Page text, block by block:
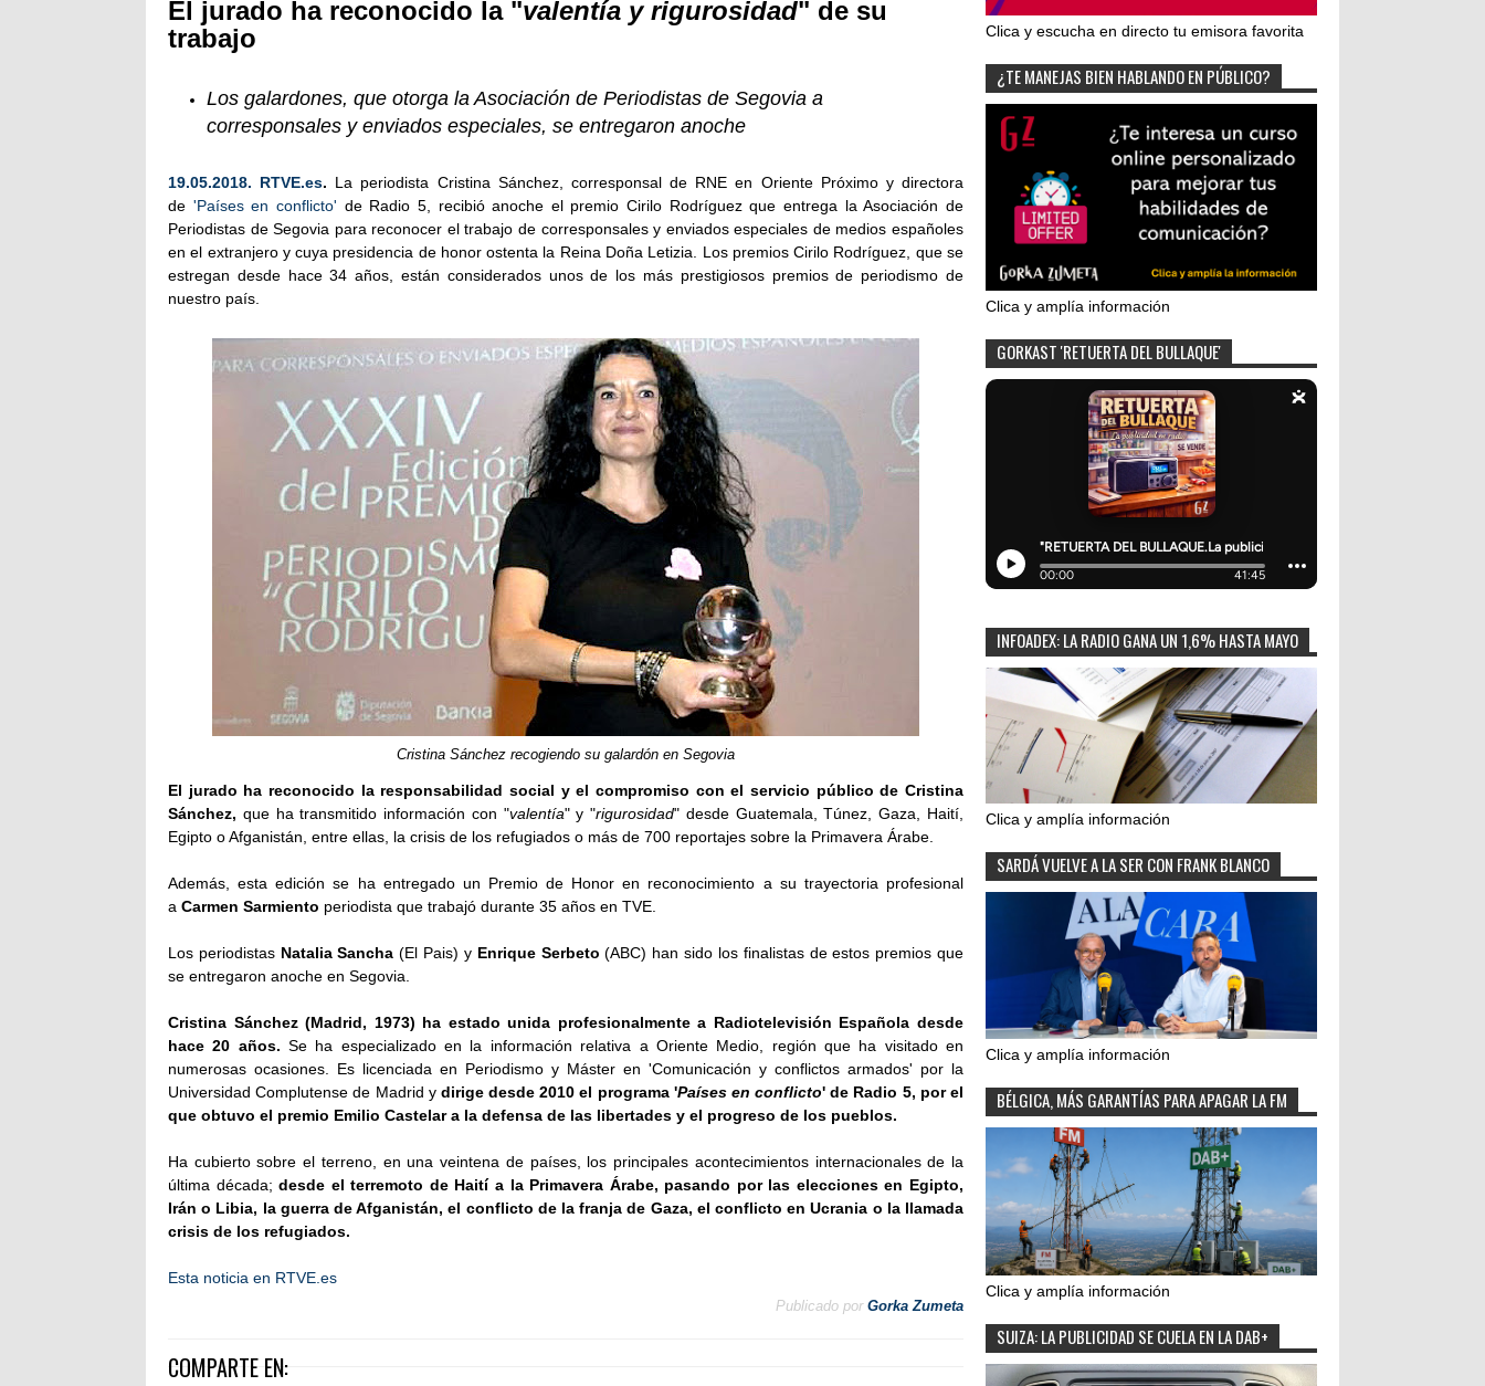
El jurado ha reconocido la "valentía y rigurosidad" de su
trabajo
Los galardones, que otorga la Asociación de Periodistas de Segovia a
corresponsales y enviados especiales, se entregaron anoche
19.05.2018. RTVE.es. La periodista Cristina Sánchez, corresponsal de RNE en Oriente Próximo y directora
de 'Países en conflicto' de Radio 5, recibió anoche el premio Cirilo Rodríguez que entrega la Asociación de
Periodistas de Segovia para reconocer el trabajo de corresponsales y enviados especiales de medios españoles
en el extranjero y cuya presidencia de honor ostenta la Reina Doña Letizia. Los premios Cirilo Rodríguez, que se
estregan desde hace 34 años, están considerados unos de los más prestigiosos premios de periodismo de
nuestro país.
Cristina Sánchez recogiendo su galardón en Segovia
El jurado ha reconocido la responsabilidad social y el compromiso con el servicio público de Cristina
Sánchez, que ha transmitido información con "valentía" y "rigurosidad" desde Guatemala, Túnez, Gaza, Haití,
Egipto o Afganistán, entre ellas, la crisis de los refugiados o más de 700 reportajes sobre la Primavera Árabe.
Además, esta edición se ha entregado un Premio de Honor en reconocimiento a su trayectoria profesional
a Carmen Sarmiento periodista que trabajó durante 35 años en TVE.
Los periodistas Natalia Sancha (El Pais) y Enrique Serbeto (ABC) han sido los finalistas de estos premios que
se entregaron anoche en Segovia.
Cristina Sánchez (Madrid, 1973) ha estado unida profesionalmente a Radiotelevisión Española desde
hace 20 años. Se ha especializado en la información relativa a Oriente Medio, región que ha visitado en
numerosas ocasiones. Es licenciada en Periodismo y Máster en 'Comunicación y conflictos armados' por la
Universidad Complutense de Madrid y dirige desde 2010 el programa 'Países en conflicto' de Radio 5, por el
que obtuvo el premio Emilio Castelar a la defensa de las libertades y el progreso de los pueblos.
Ha cubierto sobre el terreno, en una veintena de países, los principales acontecimientos internacionales de la
última década;desde el terremoto de Haití a la Primavera Árabe, pasando por las elecciones en Egipto,
Irán o Libia, la guerra de Afganistán, el conflicto de la franja de Gaza, el conflicto en Ucrania o la llamada
crisis de los refugiados.
Esta noticia en RTVE.es
Publicado por Gorka Zumeta
COMPARTE EN:
Clica y escucha en directo tu emisora favorita
¿TE MANEJAS BIEN HABLANDO EN PÚBLICO?
Clica y amplía información
GORKAST 'RETUERTA DEL BULLAQUE'
INFOADEX: LA RADIO GANA UN 1,6% HASTA MAYO
Clica y amplía información
SARDÁ VUELVE A LA SER CON FRANK BLANCO
Clica y amplía información
BÉLGICA, MÁS GARANTÍAS PARA APAGAR LA FM
Clica y amplía información
SUIZA: LA PUBLICIDAD SE CUELA EN LA DAB+